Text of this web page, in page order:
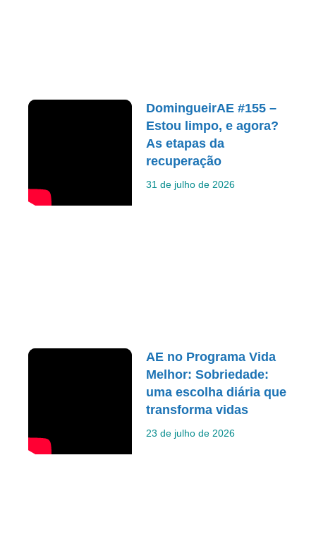
DomingueirAE #155 –
Estou limpo, e agora?
As etapas da
recuperação
31 de julho de 2026
AE no Programa Vida
Melhor: Sobriedade:
uma escolha diária que
transforma vidas
23 de julho de 2026